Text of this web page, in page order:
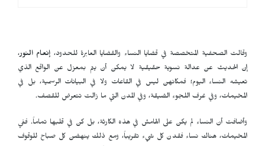
وقالت الصحفية المتخصصة في قضايا النساء والقضايا العابرة للحدود،إنعام النور،
إن الحديث عن عدالة نسوية حقيقية لا يمكن أن يتم بمعزل عن الواقع الذي
تعيشه النساء اليوم؛ فمكانهن ليس في القاعات ولا في البيانات الرسمية، بل في
المخيمات، وفي غرف اللجوء الضيقة، وفي المدن التي ما زالت تتعرض للقصف.
وأضافت أن النساء لم يكن على الهامش في هذه الكارثة، بل كن في قلبها تماماً. ففي
المخيمات، هناك نساء فقدن كل شيء تقريباً، ومع ذلك ينهضن كل صباح للوقوف